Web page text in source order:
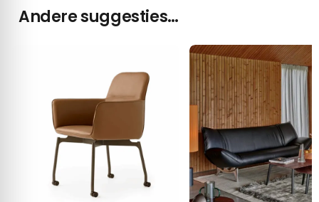
Andere suggesties…